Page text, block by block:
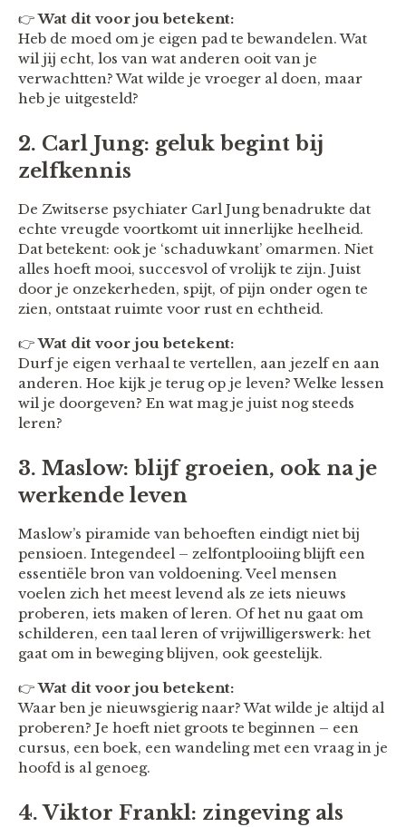
👉Wat dit voor jou betekent:
Heb de moed om je eigen pad te bewandelen. Wat
wil jij echt, los van wat anderen ooit van je
verwachtten? Wat wilde je vroeger al doen, maar
heb je uitgesteld?
2. Carl Jung: geluk begint bij
zelfkennis
De Zwitserse psychiater Carl Jung benadrukte dat
echte vreugde voortkomt uit innerlijke heelheid.
Dat betekent: ook je ‘schaduwkant’ omarmen. Niet
alles hoeft mooi, succesvol of vrolijk te zijn. Juist
door je onzekerheden, spijt, of pijn onder ogen te
zien, ontstaat ruimte voor rust en echtheid.
👉Wat dit voor jou betekent:
Durf je eigen verhaal te vertellen, aan jezelf en aan
anderen. Hoe kijk je terug op je leven? Welke lessen
wil je doorgeven? En wat mag je juist nog steeds
leren?
3. Maslow: blijf groeien, ook na je
werkende leven
Maslow’s piramide van behoeften eindigt niet bij
pensioen. Integendeel – zelfontplooiing blijft een
essentiële bron van voldoening. Veel mensen
voelen zich het meest levend als ze iets nieuws
proberen, iets maken of leren. Of het nu gaat om
schilderen, een taal leren of vrijwilligerswerk: het
gaat om in beweging blijven, ook geestelijk.
👉Wat dit voor jou betekent:
Waar ben je nieuwsgierig naar? Wat wilde je altijd al
proberen? Je hoeft niet groots te beginnen – een
cursus, een boek, een wandeling met een vraag in je
hoofd is al genoeg.
4. Viktor Frankl: zingeving als